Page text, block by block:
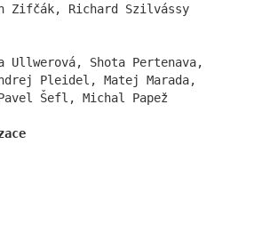
bath karlín
Zifčák, Richard Szilvássy
Ullwerová, Shota Pertenava,
Pleidel, Matej Marada,
Šefl, Michal Papež